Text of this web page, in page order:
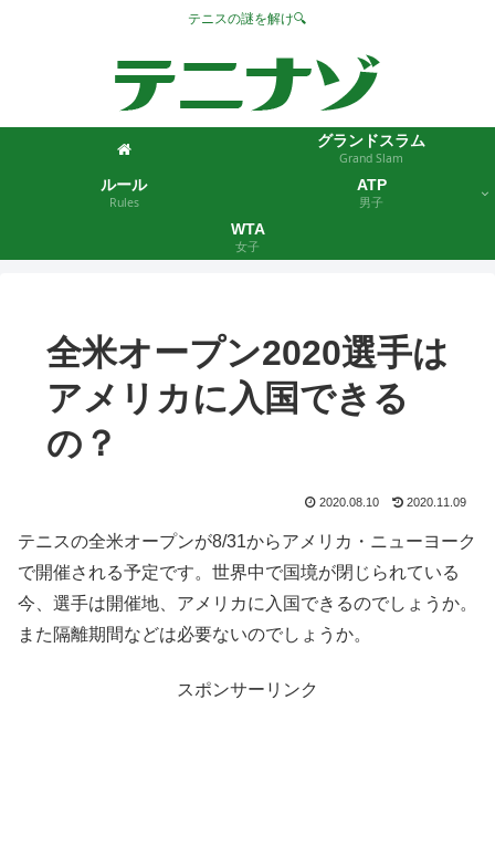
テニスの謎を解け🔍
グランドスラム
Grand Slam
ルール
Rules
ATP
男子
WTA
女子
全米オープン2020選手は
アメリカに入国できる
の？
2020.08.10 2020.11.09
テニスの全米オープンが8/31からアメリカ・ニューヨーク
で開催される予定です。世界中で国境が閉じられている
今、選手は開催地、アメリカに入国できるのでしょうか。
また隔離期間などは必要ないのでしょうか。
スポンサーリンク